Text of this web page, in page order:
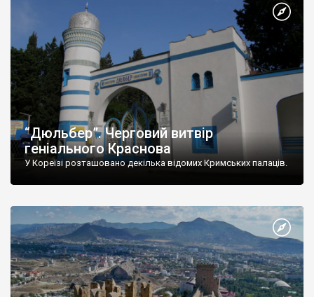
“Дюльбер”. Черговий витвір
геніального Краснова
У Кореїзі розташовано декілька відомих Кримських палаців.